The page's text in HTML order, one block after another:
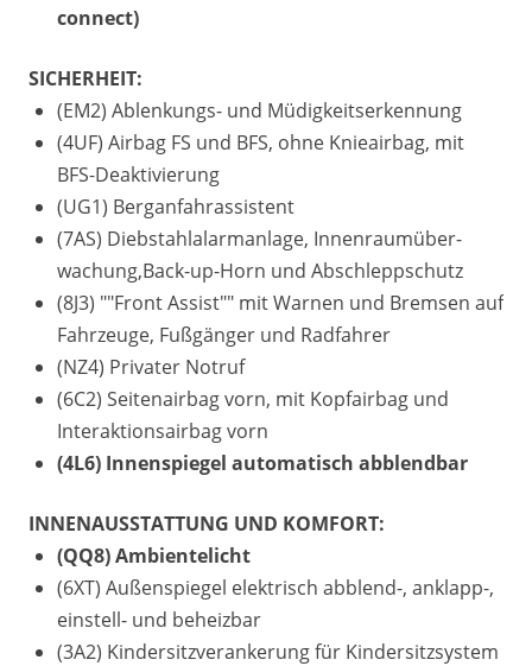
connect)
SICHERHEIT:
(EM2) Ablenkungs- und Müdigkeitserkennung
(4UF) Airbag FS und BFS, ohne Knieairbag, mit
BFS-Deaktivierung
(UG1) Berganfahrassistent
(7AS) Diebstahlalarmanlage, Innenraumüber-
wachung,Back-up-Horn und Abschleppschutz
(8J3) ""Front Assist"" mit Warnen und Bremsen auf
Fahrzeuge, Fußgänger und Radfahrer
(NZ4) Privater Notruf
(6C2) Seitenairbag vorn, mit Kopfairbag und
Interaktionsairbag vorn
(4L6) Innenspiegel automatisch abblendbar
INNENAUSSTATTUNG UND KOMFORT:
(QQ8) Ambientelicht
(6XT) Außenspiegel elektrisch abblend-, anklapp-,
einstell- und beheizbar
(3A2) Kindersitzverankerung für Kindersitzsystem